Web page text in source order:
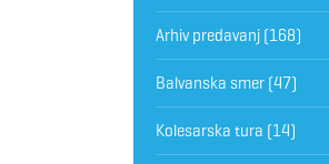
Arhiv predavanj(168)
Balvanska smer(47)
Kolesarska tura (14)